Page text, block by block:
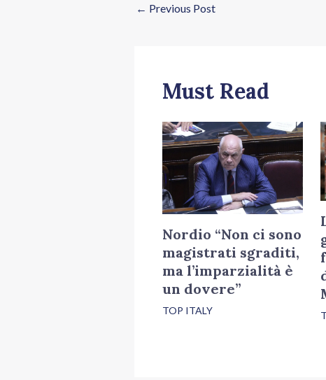
← Previous Post
Must Read
Nordio “Non ci sono
magistrati sgraditi,
ma l’imparzialità è
un dovere”
TOP ITALY